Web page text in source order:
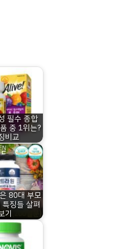
필수 종합
중 1위는?
비교
80대 부모
징들 살펴
기